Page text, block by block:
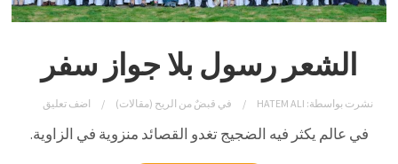
الشعر رسول بلا جواز سفر
نشرت بواسطة: HATEM ALI في قبضٌ من الريح (مقالات) اضف تعليق
في عالم يكثر فيه الضجيج تغدو القصائد منزوية في الزاوية.